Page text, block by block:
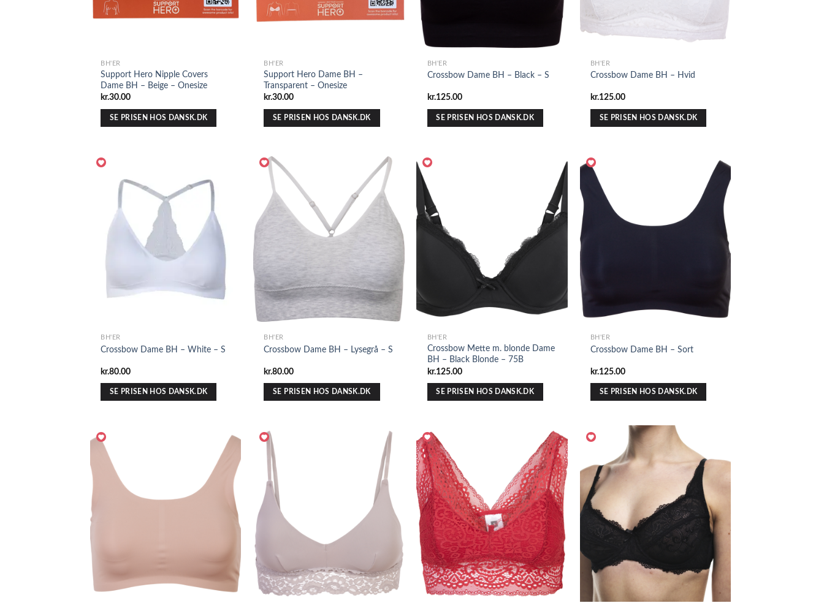
BH'ER
Support Hero Nipple Covers
Dame BH – Beige – Onesize
kr.30.00
SE PRISEN HOS DANSK.DK
BH'ER
Support Hero Dame BH –
Transparent – Onesize
kr.30.00
SE PRISEN HOS DANSK.DK
BH'ER
Crossbow Dame BH – Black – S
kr.125.00
SE PRISEN HOS DANSK.DK
BH'ER
Crossbow Dame BH – Hvid
kr.125.00
SE PRISEN HOS DANSK.DK
BH'ER
Crossbow Dame BH – White – S
kr.80.00
SE PRISEN HOS DANSK.DK
BH'ER
Crossbow Dame BH – Lysegrå – S
kr.80.00
SE PRISEN HOS DANSK.DK
BH'ER
Crossbow Mette m. blonde Dame
BH – Black Blonde – 75B
kr.125.00
SE PRISEN HOS DANSK.DK
BH'ER
Crossbow Dame BH – Sort
kr.125.00
SE PRISEN HOS DANSK.DK